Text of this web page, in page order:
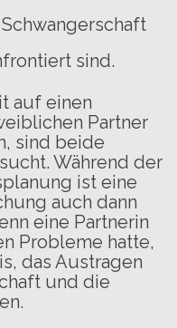
sind.
auf einen
Partner
sind beide
Während der
ist eine
auch dann
eine Partnerin
Probleme hatte,
das Austragen
und die